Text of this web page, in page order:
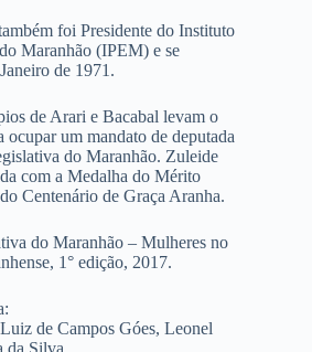
foi Presidente do Instituto
Maranhão (IPEM) e se
de 1971.
de Arari e Bacabal levam o
um mandato de deputada
do Maranhão. Zuleide
com a Medalha do Mérito
Centenário de Graça Aranha.
do Maranhão – Mulheres no
1° edição, 2017.
de Campos Góes, Leonel
da Silva